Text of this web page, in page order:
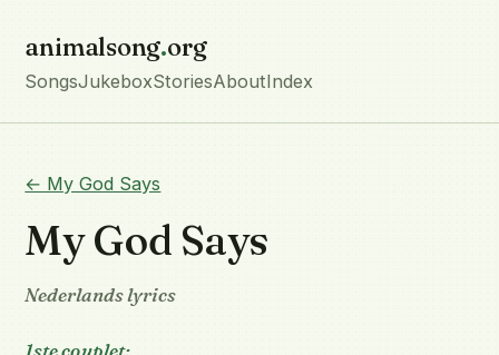
animalsong.org
SongsJukeboxStoriesAboutIndex
← My God Says
My God Says
Nederlands lyrics
1ste couplet: